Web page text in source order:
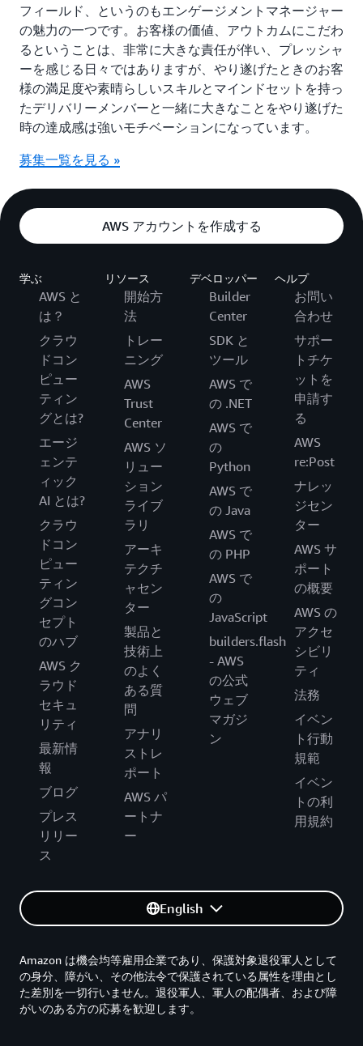
フィールド、というのもエンゲージメントマネージャー
の魅力の一つです。お客様の価値、アウトカムにこだわ
るということは、非常に大きな責任が伴い、プレッシャ
ーを感じる日々ではありますが、やり遂げたときのお客
様の満足度や素晴らしいスキルとマインドセットを持っ
たデリバリーメンバーと一緒に大きなことをやり遂げた
時の達成感は強いモチベーションになっています。
募集一覧を見る »
AWS アカウントを作成する
学ぶ
AWS と
は？
クラウ
ドコン
ピュー
ティン
グとは?
エージ
ェンテ
ィック
AI とは?
クラウ
ドコン
ピュー
ティン
グコン
セプト
のハブ
AWS ク
ラウド
セキュ
リティ
最新情
報
ブログ
プレス
リリー
ス
リソース
開始方
法
トレー
ニング
AWS
Trust
Center
AWS ソ
リュー
ション
ライブ
ラリ
アーキ
テクチ
ャセン
ター
製品と
技術上
のよく
ある質
問
アナリ
ストレ
ポート
AWS パ
ートナ
ー
デベロッパー
Builder
Center
SDK と
ツール
AWS で
の .NET
AWS で
の
Python
AWS で
の Java
AWS で
の PHP
AWS で
の
JavaScript
builders.flash
- AWS
の公式
ウェブ
マガジ
ン
ヘルプ
お問い
合わせ
サポー
トチケ
ットを
申請す
る
AWS
re:Post
ナレッ
ジセン
ター
AWS サ
ポート
の概要
AWS の
アクセ
シビリ
ティ
法務
イベン
ト行動
規範
イベン
トの利
用規約
English
Amazon は機会均等雇用企業であり、保護対象退役軍人として
の身分、障がい、その他法令で保護されている属性を理由とし
た差別を一切行いません。退役軍人、軍人の配偶者、および障
がいのある方の応募を歓迎します。